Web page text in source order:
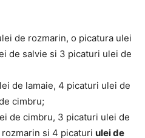
de rozmarin, o picatura ulei
de salvie si 3 picaturi ulei de
de lamaie, 4 picaturi ulei de
cimbru;
de cimbru, 3 picaturi ulei de
si 4 picaturi ulei de